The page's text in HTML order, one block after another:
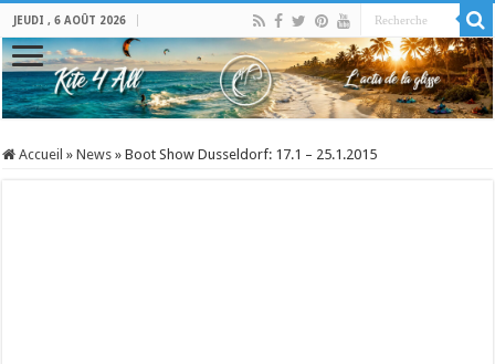
JEUDI , 6 AOÛT 2026
Accueil » News » Boot Show Dusseldorf: 17.1 – 25.1.2015